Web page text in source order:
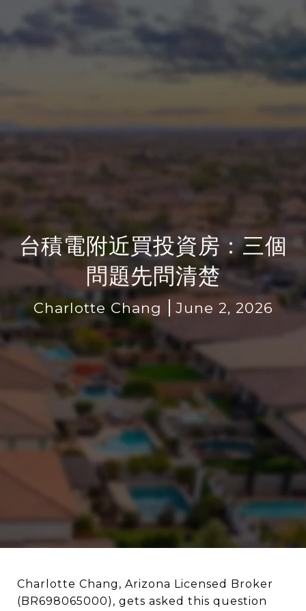
台積電附近買投資房：三個
問題先問清楚
Charlotte Chang June 2, 2026
Charlotte Chang, Arizona Licensed Broker
(BR698065000), gets asked this question